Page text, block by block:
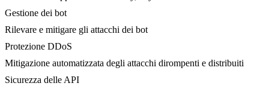
Gestione dei bot
Rilevare e mitigare gli attacchi dei bot
Protezione DDoS
Mitigazione automatizzata degli attacchi dirompenti e distribuiti
Sicurezza delle API